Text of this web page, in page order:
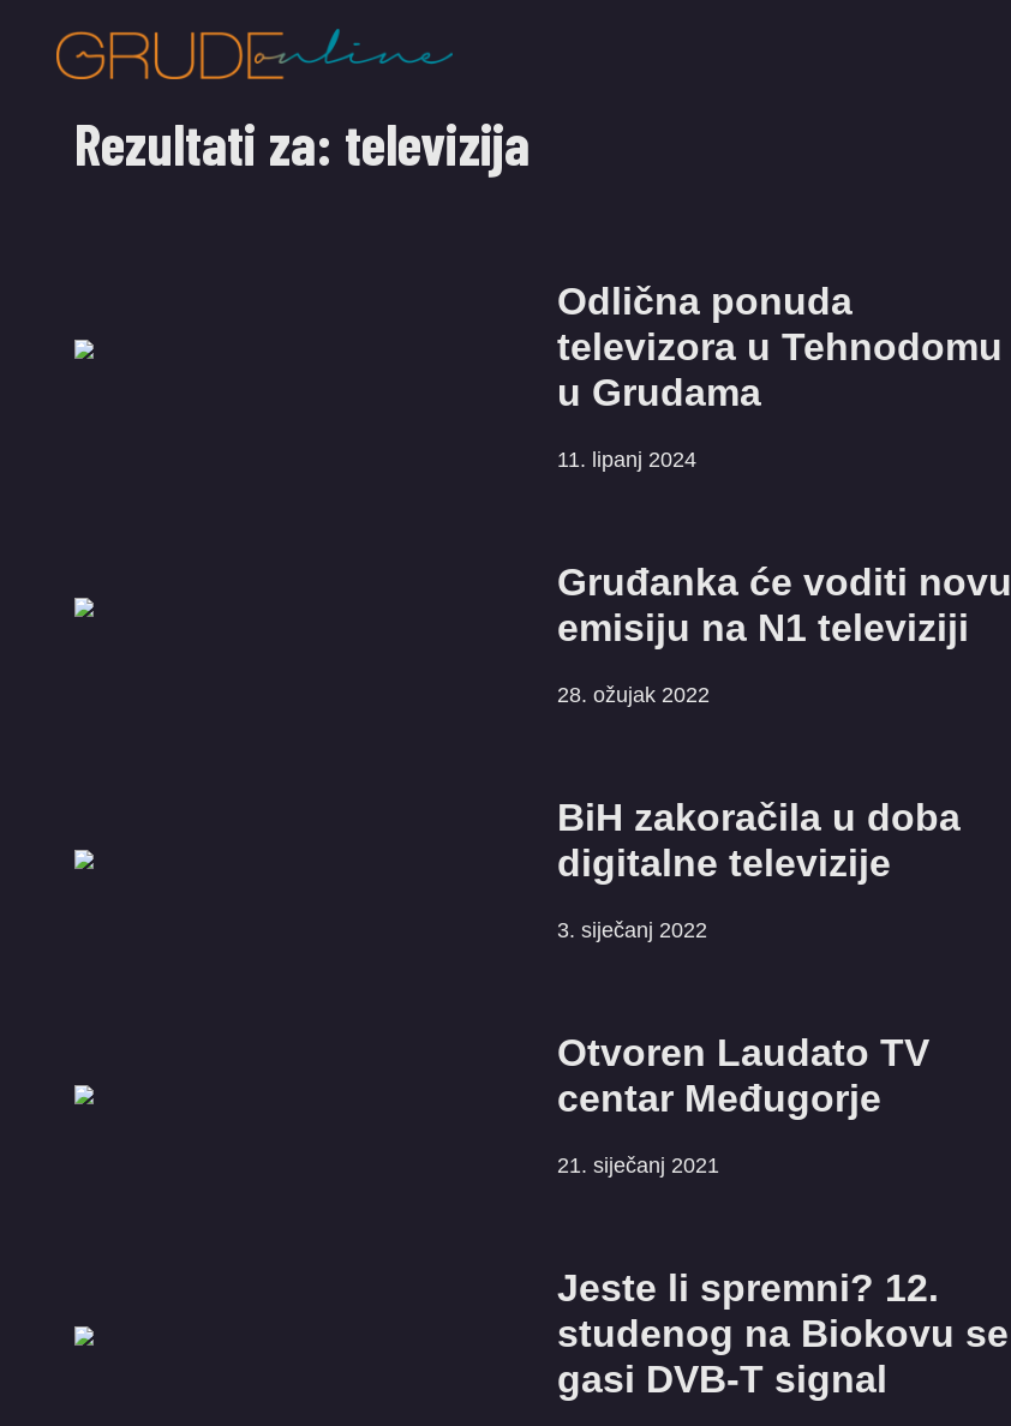
Rezultati za: televizija
Odlična ponuda
televizora u Tehnodomu
u Grudama
11. lipanj 2024
Gruđanka će voditi novu
emisiju na N1 televiziji
28. ožujak 2022
BiH zakoračila u doba
digitalne televizije
3. siječanj 2022
Otvoren Laudato TV
centar Međugorje
21. siječanj 2021
Jeste li spremni? 12.
studenog na Biokovu se
gasi DVB-T signal